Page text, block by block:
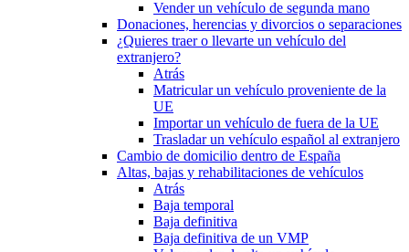
Vender un vehículo de segunda mano
Donaciones, herencias y divorcios o separaciones
¿Quieres traer o llevarte un vehículo del
extranjero?
Atrás
Matricular un vehículo proveniente de la
UE
Importar un vehículo de fuera de la UE
Trasladar un vehículo español al extranjero
Cambio de domicilio dentro de España
Altas, bajas y rehabilitaciones de vehículos
Atrás
Baja temporal
Baja definitiva
Baja definitiva de un VMP